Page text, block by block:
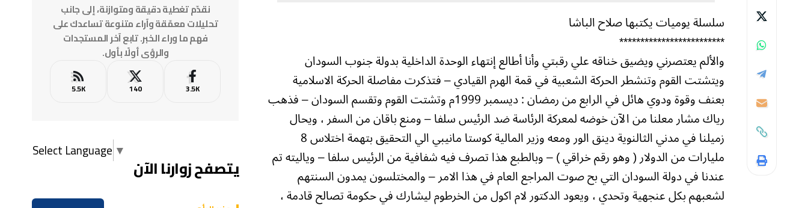
سلسلة يوميات يكتبها صلاح الباشا
*************************
والألم يعتصرني ويضيق خناقه علي رقبتي وأنا أطالع إنتهاء الوحدة الداخلية بدولة جنوب السودان
ويتشتت القوم وتنشطر الحركة الشعبية في قمة الهرم القيادي – فتذكرت مفاصلة الحركة الاسلامية
بعنف وقوة ودوي هائل في الرابع من رمضان : ديسمبر 1999م وتشتت القوم وتقسم السودان – فذهب
رياك مشار معلنا من الآن خوضه لمعركة الرئاسة ضد الرئيس سلفا – ومنع باقان من السفر ، ويحال
زميلنا في مدني الثالنوية دينق الور ومعه وزير المالية كوستا مانيبي الي التحقيق بتهمة اختلاس 8
مليارات من الدولار ( وهو رقم خراقي ) – وبالطبع هذا تصرف فيه شفافية من الرئيس سلفا – وياليته تم
عندنا في دولة السودان التي بح صوت المراجع العام في هذا الامر – والمختلسون يمدون السنتهم
لشعبهم بكل عنجهية وتحدي ، ويعود الدكتور لام اكول من الخرطوم ليشارك في حكومة تصالح قادمة ،
نقدّم تغطية دقيقة ومتوازنة، إلى جانب
تحليلات معمّقة وآراء متنوعة تساعدك على
فهم ما وراء الخبر. تابع آخر المستجدات
والرؤى أولًا بأول.
3.5K
140
5.5K
Select Language ▼
يتصفح زوارنا الآن